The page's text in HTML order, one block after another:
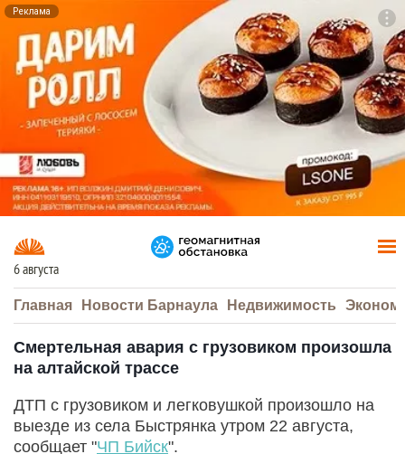
Реклама
6 августа
Главная Новости Барнаула Недвижимость
Смертельная авария с грузовиком произошла
на алтайской трассе
ДТП с грузовиком и легковушкой произошло на
выезде из села Быстрянка утром 22 августа,
сообщает "ЧП Бийск".